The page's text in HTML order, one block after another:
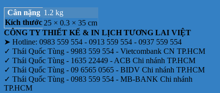
Cân nặng 1.2 kg
Kích thước 25 × 0.3 × 35 cm
CÔNG TY THIẾT KẾ & IN LỊCH TƯƠNG LAI VIỆT
➤ Hotline: 0983 559 554 - 0913 559 554 - 0937 559 554
✓ Thái Quốc Tùng - 9983 559 554 - Vietcombank CN TP.HCM
✓ Thái Quốc Tùng - 1635 22449 - ACB Chi nhánh TP.HCM
✓ Thái Quốc Tùng - 09 6565 0565 - BIDV Chi nhánh TP.HCM
✓ Thái Quốc Tùng - 0983 559 554 - MB-BANK Chi nhánh
TP.HCM